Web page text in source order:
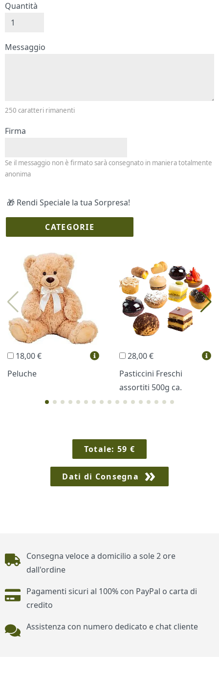
Quantità
Messaggio e firma
Messaggio
250 caratteri rimanenti
Firma
Se il messaggio non è firmato sarà consegnato in maniera totalmente
anonima
🎁 Rendi Speciale la tua Sorpresa!
CATEGORIE
I più scelti
Profumi Collane Lussoni®
Trudi® THUN®
Regali Personalizzati
18,00 €
Peluche
28,00 €
Pasticcini Freschi
assortiti 500g ca.
Totale:59 €
Dati di Consegna
Piè di pagina
Consegna veloce a domicilio a sole 2 ore
dall'ordine
Pagamenti sicuri al 100% con PayPal o carta di
credito
Assistenza con numero dedicato e chat cliente